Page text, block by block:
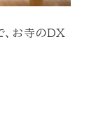
、お寺のDX